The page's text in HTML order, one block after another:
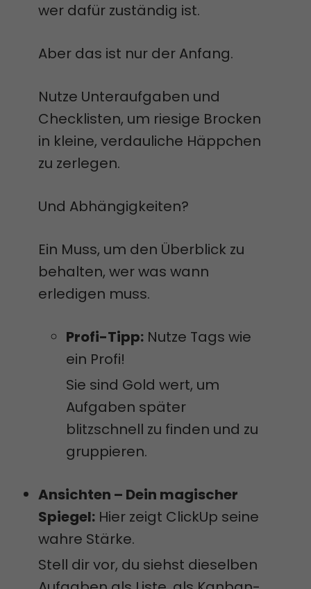
wer dafür zuständig ist.
Aber das ist nur der Anfang.
Nutze Unteraufgaben und
Checklisten, um riesige Brocken
in kleine, verdauliche Häppchen
zu zerlegen.
Und Abhängigkeiten?
Ein Muss, um den Überblick zu
behalten, wer was wann
erledigen muss.
Profi-Tipp: Nutze Tags wie
ein Profi!
Sie sind Gold wert, um
Aufgaben später
blitzschnell zu finden und zu
gruppieren.
Ansichten – Dein magischer
Spiegel: Hier zeigt ClickUp seine
wahre Stärke.
Stell dir vor, du siehst dieselben